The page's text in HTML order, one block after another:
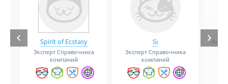
Spirit of Ecstasy
Эксперт Справочника
компаний
Si
Эксперт Справочника
компаний